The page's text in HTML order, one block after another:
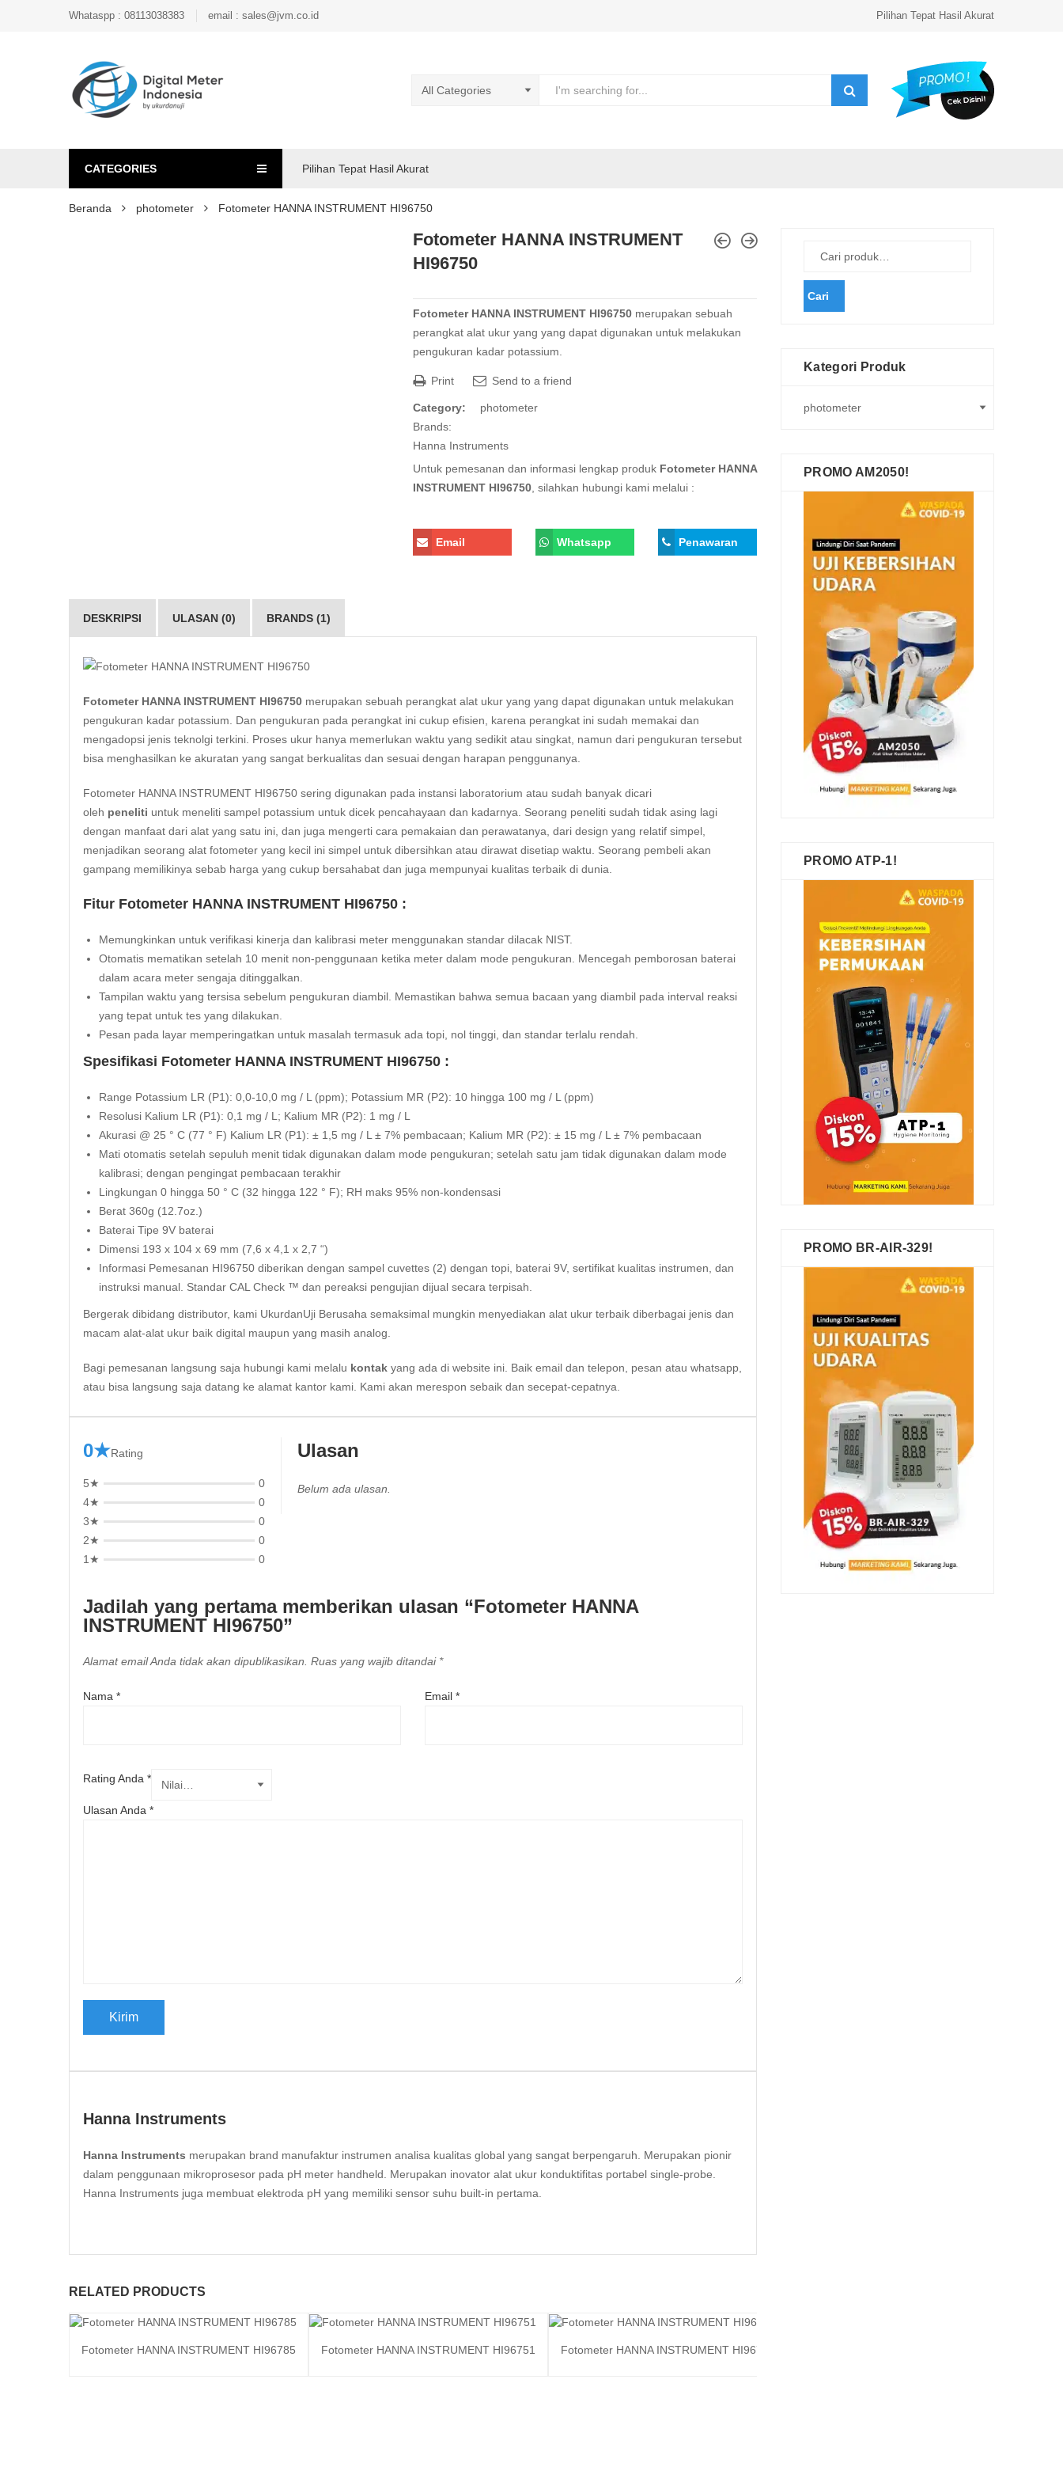
Whataspp : 08113038383 email : sales@jvm.co.id Pilihan Tepat Hasil Akurat
CATEGORIES Pilihan Tepat Hasil Akurat
Beranda photometer Fotometer HANNA INSTRUMENT HI96750
Fotometer HANNA INSTRUMENT
HI96750
Fotometer HANNA INSTRUMENT HI96750 merupakan sebuah
perangkat alat ukur yang yang dapat digunakan untuk melakukan
pengukuran kadar potassium.
Print Send to a friend
Category:
photometer
Brands:
Hanna Instruments
Untuk pemesanan dan informasi lengkap produk Fotometer HANNA
INSTRUMENT HI96750 , silahkan hubungi kami melalui :
Email Whatsapp Penawaran
DESKRIPSI ULASAN (0) BRANDS (1)
Fotometer HANNA INSTRUMENT HI96750 merupakan sebuah perangkat alat ukur yang yang dapat digunakan untuk melakukan
pengukuran kadar potassium. Dan pengukuran pada perangkat ini cukup efisien, karena perangkat ini sudah memakai dan
mengadopsi jenis teknolgi terkini. Proses ukur hanya memerlukan waktu yang sedikit atau singkat, namun dari pengukuran tersebut
bisa menghasilkan ke akuratan yang sangat berkualitas dan sesuai dengan harapan penggunanya.
Fotometer HANNA INSTRUMENT HI96750 sering digunakan pada instansi laboratorium atau sudah banyak dicari
oleh peneliti untuk meneliti sampel potassium untuk dicek pencahayaan dan kadarnya. Seorang peneliti sudah tidak asing lagi
dengan manfaat dari alat yang satu ini, dan juga mengerti cara pemakaian dan perawatanya, dari design yang relatif simpel,
menjadikan seorang alat fotometer yang kecil ini simpel untuk dibersihkan atau dirawat disetiap waktu. Seorang pembeli akan
gampang memilikinya sebab harga yang cukup bersahabat dan juga mempunyai kualitas terbaik di dunia.
Fitur Fotometer HANNA INSTRUMENT HI96750 :
Memungkinkan untuk verifikasi kinerja dan kalibrasi meter menggunakan standar dilacak NIST.
Otomatis mematikan setelah 10 menit non-penggunaan ketika meter dalam mode pengukuran. Mencegah pemborosan baterai
dalam acara meter sengaja ditinggalkan.
Tampilan waktu yang tersisa sebelum pengukuran diambil. Memastikan bahwa semua bacaan yang diambil pada interval reaksi
yang tepat untuk tes yang dilakukan.
Pesan pada layar memperingatkan untuk masalah termasuk ada topi, nol tinggi, dan standar terlalu rendah.
Spesifikasi Fotometer HANNA INSTRUMENT HI96750 :
Range Potassium LR (P1): 0,0-10,0 mg / L (ppm); Potassium MR (P2): 10 hingga 100 mg / L (ppm)
Resolusi Kalium LR (P1): 0,1 mg / L; Kalium MR (P2): 1 mg / L
Akurasi @ 25 ° C (77 ° F) Kalium LR (P1): ± 1,5 mg / L ± 7% pembacaan; Kalium MR (P2): ± 15 mg / L ± 7% pembacaan
Mati otomatis setelah sepuluh menit tidak digunakan dalam mode pengukuran; setelah satu jam tidak digunakan dalam mode
kalibrasi; dengan pengingat pembacaan terakhir
Lingkungan 0 hingga 50 ° C (32 hingga 122 ° F); RH maks 95% non-kondensasi
Berat 360g (12.7oz.)
Baterai Tipe 9V baterai
Dimensi 193 x 104 x 69 mm (7,6 x 4,1 x 2,7 “)
Informasi Pemesanan HI96750 diberikan dengan sampel cuvettes (2) dengan topi, baterai 9V, sertifikat kualitas instrumen, dan
instruksi manual. Standar CAL Check ™ dan pereaksi pengujian dijual secara terpisah.
Bergerak dibidang distributor, kami UkurdanUji Berusaha semaksimal mungkin menyediakan alat ukur terbaik diberbagai jenis dan
macam alat-alat ukur baik digital maupun yang masih analog.
Bagi pemesanan langsung saja hubungi kami melalu kontak yang ada di website ini. Baik email dan telepon, pesan atau whatsapp,
atau bisa langsung saja datang ke alamat kantor kami. Kami akan merespon sebaik dan secepat-cepatnya.
0★Rating
5★
0
4★
0
3★
0
2★
0
1★
0
Ulasan
Belum ada ulasan.
Jadilah yang pertama memberikan ulasan “Fotometer HANNA
INSTRUMENT HI96750”
Alamat email Anda tidak akan dipublikasikan. Ruas yang wajib ditandai *
Nama * Email *
Rating Anda *
Ulasan Anda *
Hanna Instruments
Hanna Instruments merupakan brand manufaktur instrumen analisa kualitas global yang sangat berpengaruh. Merupakan pionir
dalam penggunaan mikroprosesor pada pH meter handheld. Merupakan inovator alat ukur konduktifitas portabel single-probe.
Hanna Instruments juga membuat elektroda pH yang memiliki sensor suhu built-in pertama.
RELATED PRODUCTS
Baca selengkapnya
Fotometer HANNA INSTRUMENT HI96785 Baca selengkapnya
Fotometer HANNA INSTRUMENT HI96751 Baca selengkapnya
Fotometer HANNA INSTRUMENT HI96713
Cari
Kategori Produk
PROMO AM2050!
PROMO ATP-1!
PROMO BR-AIR-329!